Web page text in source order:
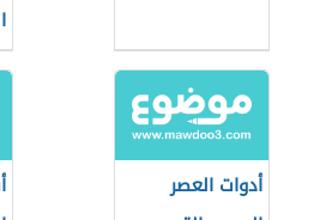
أدوات العصر